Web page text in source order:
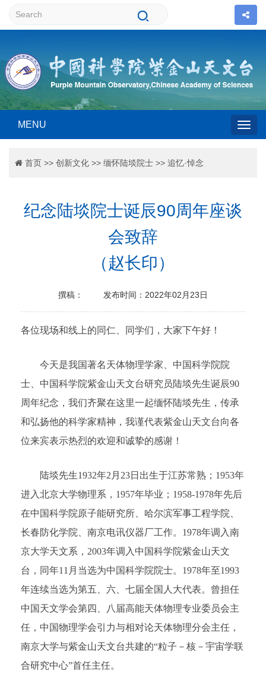
MENU
首页 >> 创新文化 >> 缅怀陆埮院士 >> 追忆·悼念
纪念陆埮院士诞辰90周年座谈
会致辞
（赵长印）
撰稿： 发布时间：2022年02月23日
各位现场和线上的同仁、同学们，大家下午好！
今天是我国著名天体物理学家、中国科学院院
士、中国科学院紫金山天文台研究员陆埮先生诞辰90
周年纪念，我们齐聚在这里一起缅怀陆埮先生，传承
和弘扬他的科学家精神，我谨代表紫金山天文台向各
位来宾表示热烈的欢迎和诚挚的感谢！
陆埮先生1932年2月23日出生于江苏常熟；1953年
进入北京大学物理系，1957年毕业；1958-1978年先后
在中国科学院原子能研究所、哈尔滨军事工程学院、
长春防化学院、南京电讯仪器厂工作。1978年调入南
京大学天文系，2003年调入中国科学院紫金山天文
台，同年11月当选为中国科学院院士。1978年至1993
年连续当选为第五、六、七届全国人大代表。曾担任
中国天文学会第四、八届高能天体物理专业委员会主
任，中国物理学会引力与相对论天体物理分会主任，
南京大学与紫金山天文台共建的“粒子－核－宇宙学联
合研究中心”首任主任。